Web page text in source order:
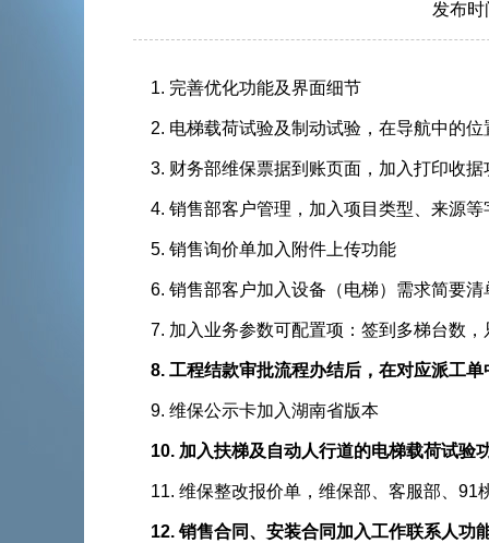
发布时
1. 完善优化功能及界面细节
2. 电梯载荷试验及制动试验，在导航中的位
3. 财务部维保票据到账页面，加入打印收据
4. 销售部客户管理，加入项目类型、来源
5. 销售询价单加入附件上传功能
6. 销售部客户加入设备（电梯）需求简要清
7. 加入业务参数可配置项：签到多梯台数
8. 工程结款审批流程办结后，在对应派工
9. 维保公示卡加入湖南省版本
10. 加入扶梯及自动人行道的电梯载荷试验功
11. 维保整改报价单，维保部、客服部
12. 销售合同、安装合同加入工作联系人功